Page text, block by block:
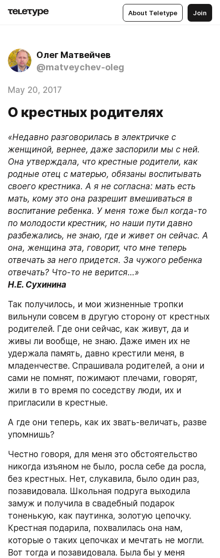
About Teletype Join
Олег Матвейчев
@matveychev-oleg
May 20, 2017
О крестных родителях
«Недавно разговорилась в электричке с
женщиной, вернее, даже заспорили мы с ней.
Она утверждала, что крестные родители, как
родные отец с матерью, обязаны воспитывать
своего крестника. А я не согласна: мать есть
мать, кому это она разрешит вмешиваться в
воспитание ребенка. У меня тоже был когда-то
по молодости крестник, но наши пути давно
разбежались, не знаю, где и живет он сейчас. А
она, женщина эта, говорит, что мне теперь
отвечать за него придется. За чужого ребенка
отвечать? Что-то не верится…»
Н.Е. Сухинина
Так получилось, и мои жизненные тропки
вильнули совсем в другую сторону от крестных
родителей. Где они сейчас, как живут, да и
живы ли вообще, не знаю. Даже имен их не
удержала память, давно крестили меня, в
младенчестве. Спрашивала родителей, а они и
сами не помнят, пожимают плечами, говорят,
жили в то время по соседству люди, их и
пригласили в крестные.
А где они теперь, как их звать-величать, разве
упомнишь?
Честно говоря, для меня это обстоятельство
никогда изъяном не было, росла себе да росла,
без крестных. Нет, слукавила, было один раз,
позавидовала. Школьная подруга выходила
замуж и получила в свадебный подарок
тоненькую, как паутинка, золотую цепочку.
Крестная подарила, похвалилась она нам,
которые о таких цепочках и мечтать не могли.
Вот тогда и позавидовала. Была бы у меня